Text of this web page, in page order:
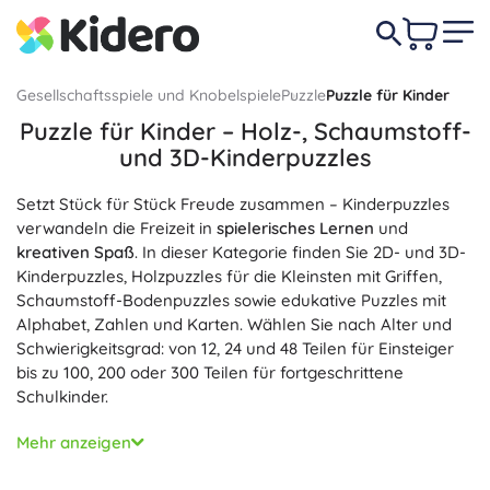
Gesellschaftsspiele und KnobelspielePuzzlePuzzle für Kinder
Puzzle für Kinder – Holz-, Schaumstoff-
und 3D-Kinderpuzzles
Setzt Stück für Stück Freude zusammen – Kinderpuzzles
verwandeln die Freizeit in spielerisches Lernen und
kreativen Spaß. In dieser Kategorie finden Sie 2D- und 3D-
Kinderpuzzles, Holzpuzzles für die Kleinsten mit Griffen,
Schaumstoff-Bodenpuzzles sowie edukative Puzzles mit
Alphabet, Zahlen und Karten. Wählen Sie nach Alter und
Schwierigkeitsgrad: von 12, 24 und 48 Teilen für Einsteiger
bis zu 100, 200 oder 300 Teilen für fortgeschrittene
Schulkinder.
Kinderpuzzles fördern auf natürliche Weise die
Feinmotorik, logisches Denken, Konzentration und Geduld
Mehr anzeigen